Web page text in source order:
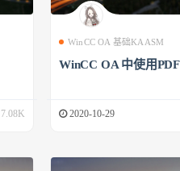
7.08K
WinCC OA 基础KAASM
WinCC OA 中使用
2020-10-29